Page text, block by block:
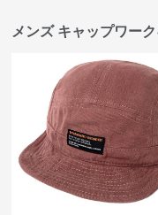
メンズ キャップワー